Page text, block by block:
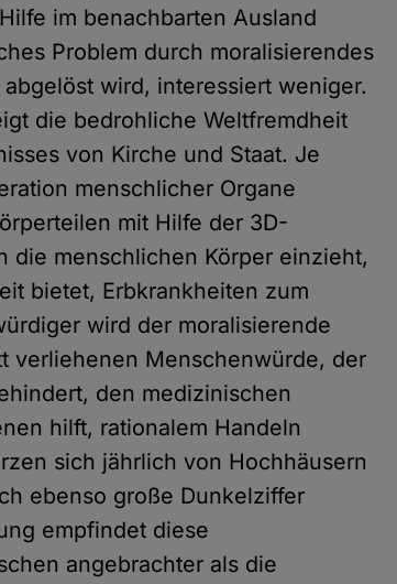
im benachbarten Ausland
Problem durch moralisierendes
wird, interessiert weniger.
die bedrohliche Weltfremdheit
von Kirche und Staat. Je
menschlicher Organe
mit Hilfe der 3D-
die menschlichen Körper einzieht,
bietet, Erbkrankheiten zum
wird der moralisierende
verliehenen Menschenwürde, der
den medizinischen
hilft, rationalem Handeln
sich jährlich von Hochhäusern
ebenso große Dunkelziffer
empfindet diese
angebrachter als die